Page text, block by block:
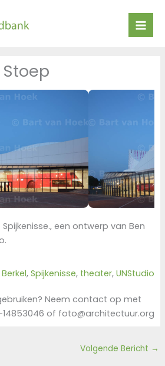
een ontwerp van Ben
, Spijkenisse, theater, UNStudio
Neem contact op met
14853046 of foto@architectuur.org
Volgende Bericht →